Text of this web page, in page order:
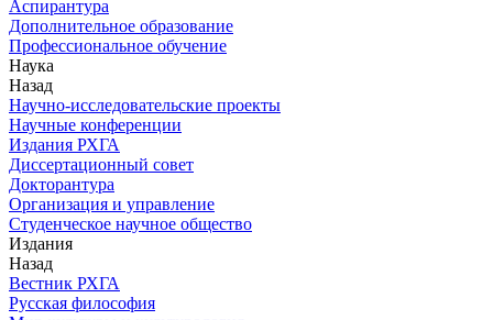
Аспирантура
Дополнительное образование
Профессиональное обучение
Наука
Назад
Научно-исследовательские проекты
Научные конференции
Издания РХГА
Диссертационный совет
Докторантура
Организация и управление
Студенческое научное общество
Издания
Назад
Вестник РХГА
Русская философия